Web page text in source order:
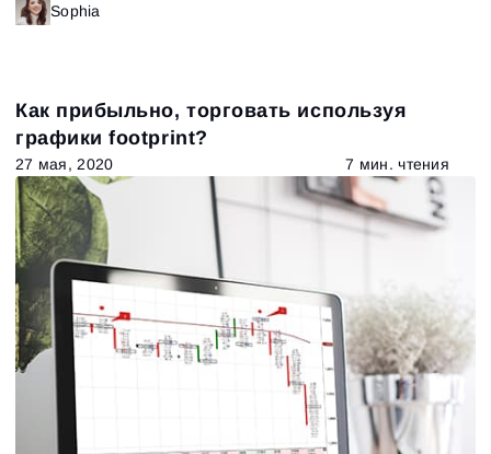
Sophia
Как прибыльно, торговать используя
графики footprint?
27 мая, 2020 7 мин. чтения